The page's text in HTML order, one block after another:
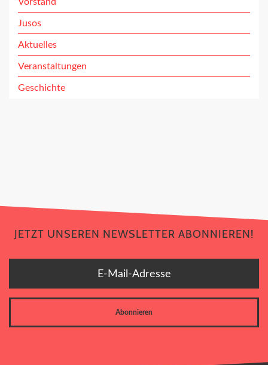
Vorstand
Jusos
Aktuelles
Veranstaltungen
Geschichte
JETZT UNSEREN NEWSLETTER ABONNIEREN!
Abonnieren